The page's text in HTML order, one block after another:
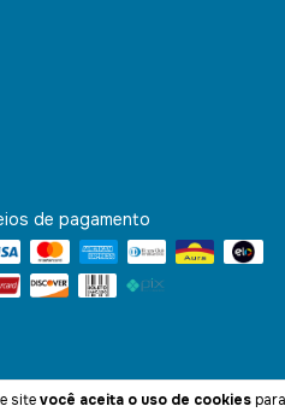
sitevocê aceita o uso de cookiespara
de pagamento